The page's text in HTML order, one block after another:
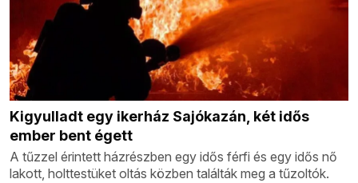
Kigyulladt egy ikerház Sajókazán, két idős
ember bent égett
A tűzzel érintett házrészben egy idős férfi és egy idős nő
lakott, holttestüket oltás közben találták meg a tűzoltók.